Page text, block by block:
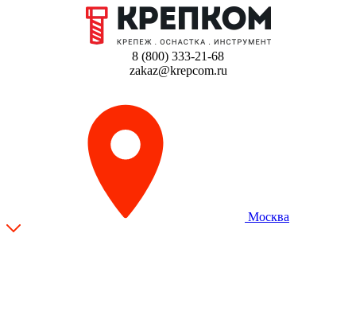
8 (800) 333-21-68
zakaz@krepcom.ru
Москва